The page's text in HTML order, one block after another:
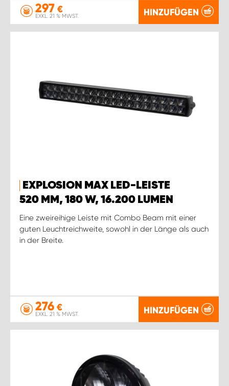
297 €
EXKL. 21 % MWST. HINZUFÜGEN
EXPLOSION MAX LED-LEISTE
520 MM, 180 W, 16.200 LUMEN
Eine zweireihige Leiste mit Combo Beam mit einer
guten Leuchtreichweite, sowohl in der Länge als auch
in der Breite.
276 €
EXKL. 21 % MWST. HINZUFÜGEN